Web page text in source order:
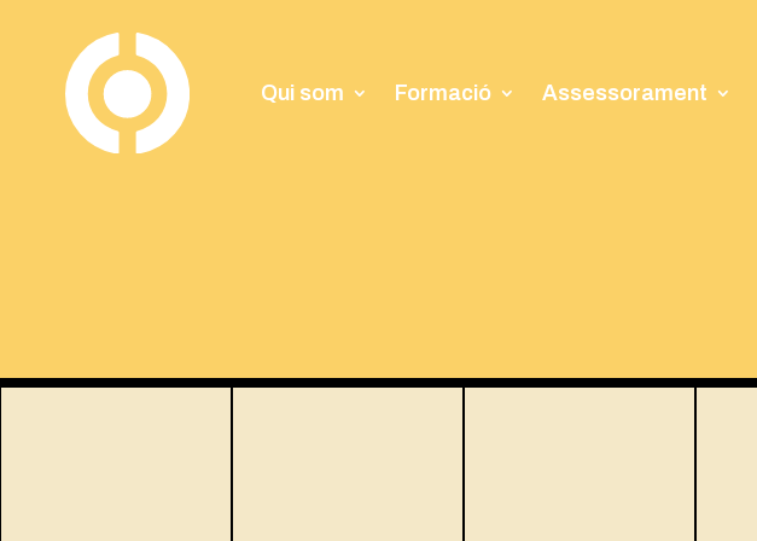
Qui som Formació Assessorament